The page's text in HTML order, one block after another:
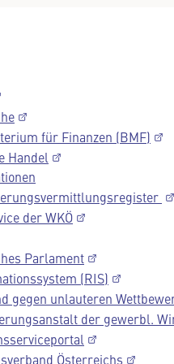
für Finanzen (BMF)
Handel
der WKÖ
Parlament
(RIS)
gegen unlauteren
der gewerbl.
Österreichs